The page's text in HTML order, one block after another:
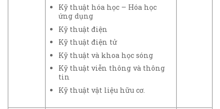
Kỹ thuật hóa học – Hóa học
ứng dụng
Kỹ thuật điện
Kỹ thuật điện tử
Kỹ thuật và khoa học sóng
Kỹ thuật viễn thông và thông
tin
Kỹ thuật vật liệu hữu cơ.